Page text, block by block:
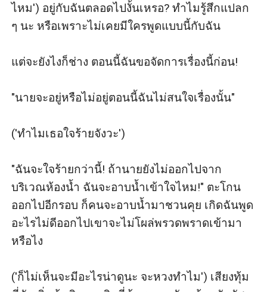
ไหม') อยู่กับฉันตลอดไปงั้นเหรอ? ทำไมรู้สึกแปลก
ๆ นะ หรือเพราะไม่เคยมีใครพูดแบบนี้กับฉัน
แต่จะยังไงก็ช่าง ตอนนี้ฉันขอจัดการเรื่องนี้ก่อน!
"นายจะอยู่หรือไม่อยู่ตอนนี้ฉันไม่สนใจเรื่องนั้น"
('ทำไมเธอใจร้ายจังวะ')
"ฉันจะใจร้ายกว่านี้! ถ้านายยังไม่ออกไปจาก
บริเวณห้องน้ำ ฉันจะอาบน้ำเข้าใจไหม!" ตะโกน
ออกไปอีกรอบ ก็คนจะอาบน้ำมาชวนคุย เกิดฉันพูด
อะไรไม่ดีออกไปเขาจะไม่โผล่พรวดพราดเข้ามา
หรือไง
('ก็ไม่เห็นจะมีอะไรน่าดูนะ จะหวงทำไม') เสียงทุ้ม